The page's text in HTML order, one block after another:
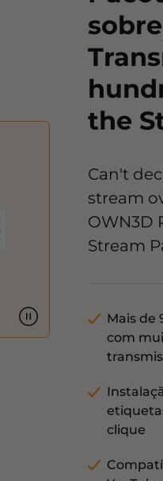
the
Can't
stream
OWN3D
Stream
Mais de
com
clique